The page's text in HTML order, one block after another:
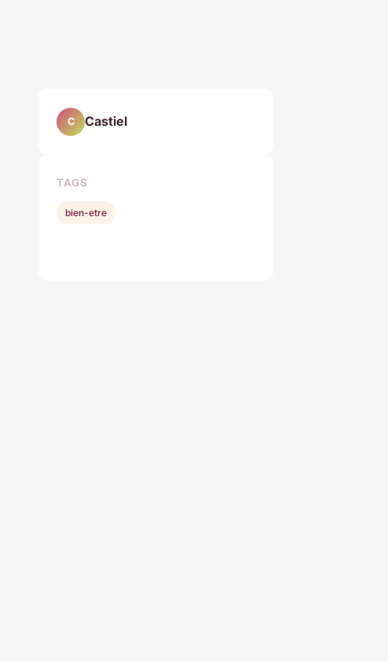
C Castiel
TAGS
bien-etre